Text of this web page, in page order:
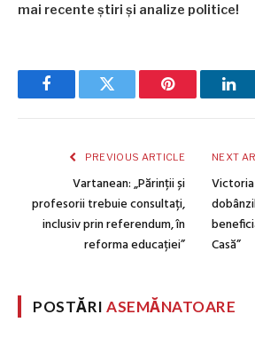
mai recente știri și analize politice!
FacebookTwitter Pinterest
PREVIOUS ARTICLE
Vartanean: „Părinții și
profesorii trebuie consultați,
inclusiv prin referendum, în
reforma educației”
NEXT
Casă”
POSTĂRIASEMĂNATOARE